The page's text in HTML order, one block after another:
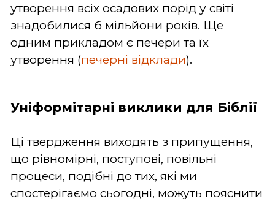
утворення всіх осадових порід у світі
знадобилися б мільйони років. Ще
одним прикладом є печери та їх
утворення (печерні відклади).
Уніформітарні виклики для Біблії
Ці твердження виходять з припущення,
що рівномірні, поступові, повільні
процеси, подібні до тих, які ми
спостерігаємо сьогодні, можуть пояснити